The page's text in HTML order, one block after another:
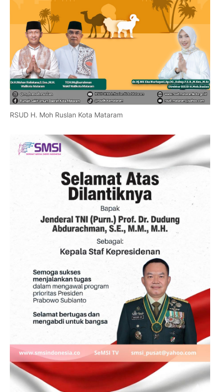
RSUD H. Moh Ruslan Kota Mataram